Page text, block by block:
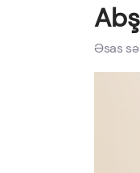
Əsas